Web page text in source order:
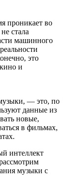
проникает во
стала
машинного
это
и
— это, по
данные из
новые,
в фильмах,
интеллект
музыки с